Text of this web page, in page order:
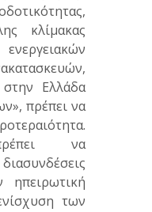
κλίμακας
Ελλάδα
πρέπει να
να
των